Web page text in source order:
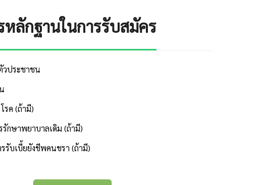
หลักฐานในการรับสมัคร
วประชาชน
รค (ถ้ามี)
รักษาพยาบาลเดิม (ถ้ามี)
รับเบี้ยยังชีพคนชรา (ถ้ามี)